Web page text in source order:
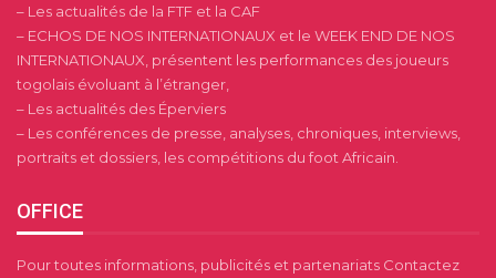
– Les actualités de la FTF et la CAF
– ECHOS DE NOS INTERNATIONAUX et le WEEK END DE NOS
INTERNATIONAUX, présentent les performances des joueurs
togolais évoluant à l’étranger,
– Les actualités des Éperviers
– Les conférences de presse, analyses, chroniques, interviews,
portraits et dossiers, les compétitions du foot Africain.
OFFICE
Pour toutes informations, publicités et partenariats Contactez